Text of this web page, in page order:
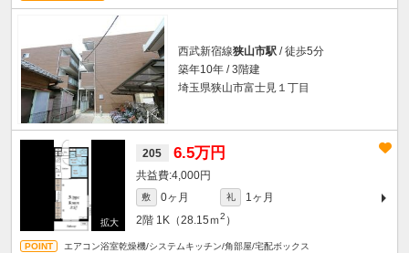
西武新宿線狭山市駅 / 徒歩5分
築年10年 / 3階建
埼玉県狭山市富士見１丁目
205 6.5万円
4,000円
敷 0ヶ月 礼
1ヶ月
2階 1K（28.15ｍ2 ）
エアコン浴室乾燥機/システムキッチン/角部屋/宅配ボックス